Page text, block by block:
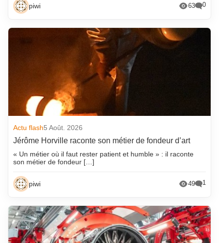
piwi 63 0
Actu flash5 Août. 2026
Jérôme Horville raconte son métier de fondeur d’art
« Un métier où il faut rester patient et humble » : il raconte
son métier de fondeur […]
piwi 49 1